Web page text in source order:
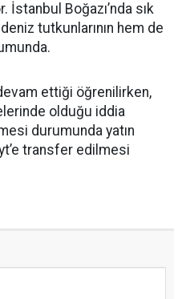
İstanbul Boğazı’nda sık
tutkunlarının hem de
ettiği öğrenilirken,
olduğu iddia
durumunda yatın
transfer edilmesi